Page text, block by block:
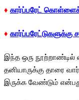
♦ கார்ப்பரேட்
♦
இந்த ஒரு நூற்றாண்டில்
தனியாருக்கு தாரை
இருக்க வேண்டும்